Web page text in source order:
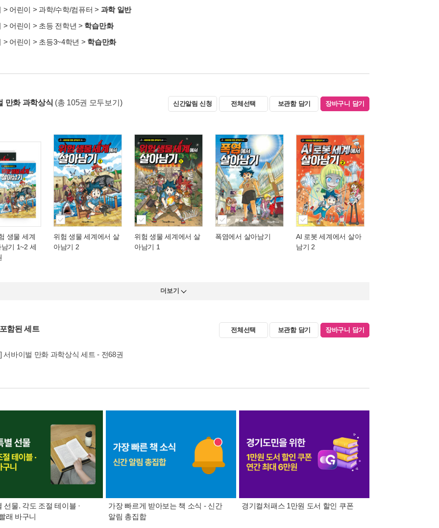
> 어린이 >과학/수학/컴퓨터 > 과학 일반
> 어린이 > 초등 전학년 > 학습만화
> 어린이 > 초등3~4학년 > 학습만화
만화 과학상식 (총 105권 모두보기) 신간알림 신청 전체선택 보관함 담기 장바구니 담기
생물 세계
기 1~2 세
위험 생물 세계에서 살
아남기 2
위험 생물 세계에서 살
아남기 1
폭염에서 살아남기
AI 로봇 세계에서 살아
남기 2
더보기
함된 세트 전체선택 보관함 담기 장바구니 담기
서바이벌 만화 과학상식 세트 - 전68권
선물. 각도 조절 테이블 ·
래 바구니
가장 빠르게 받아보는 책 소식 - 신간
알림 총집합
경기컬처패스 1만원 도서 할인 쿠폰